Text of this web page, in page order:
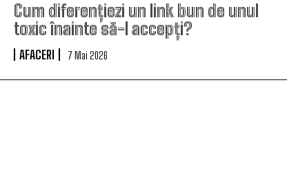
Cum diferențiezi un link bun de unul
toxic înainte să-l accepți?
AFACERI 7 Mai 2026